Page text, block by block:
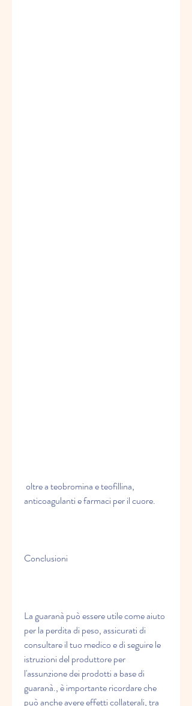
anticoagulanti e farmaci per il cuore.
Conclusioni
La guaranà può essere utile come aiuto
per la perdita di peso, assicurati di
consultare il tuo medico e di seguire le
istruzioni del produttore per
l'assunzione dei prodotti a base di
guaranà., è importante ricordare che
può anche avere effetti collaterali, tra